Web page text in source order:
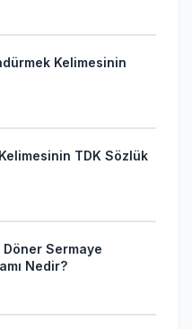
Kelimesinin
TDK Sözlük
Sermaye
Nedir?